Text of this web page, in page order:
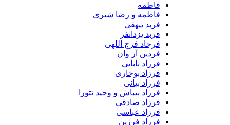
فاطمه و رضا شیری
فربد بیهقی
فربد یزدانفر
فرجاد فرج اللهی
فردین آر وان
فرزاد بابایی
فرزاد بوجاری
فرزاد بیانی
فرزاد بیباش و وحید تتورا
فرزاد صادقی
فرزاد عباسی
فرزاد فرزین